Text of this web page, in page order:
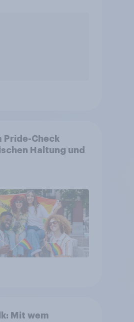
Pride-Check
Haltung und
Mit wem